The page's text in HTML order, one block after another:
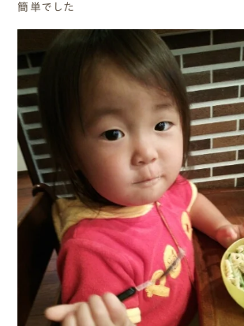
簡単でした